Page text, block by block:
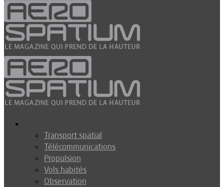
Transport spatial
Télécommunications
Propulsion
Vols habités
Observation